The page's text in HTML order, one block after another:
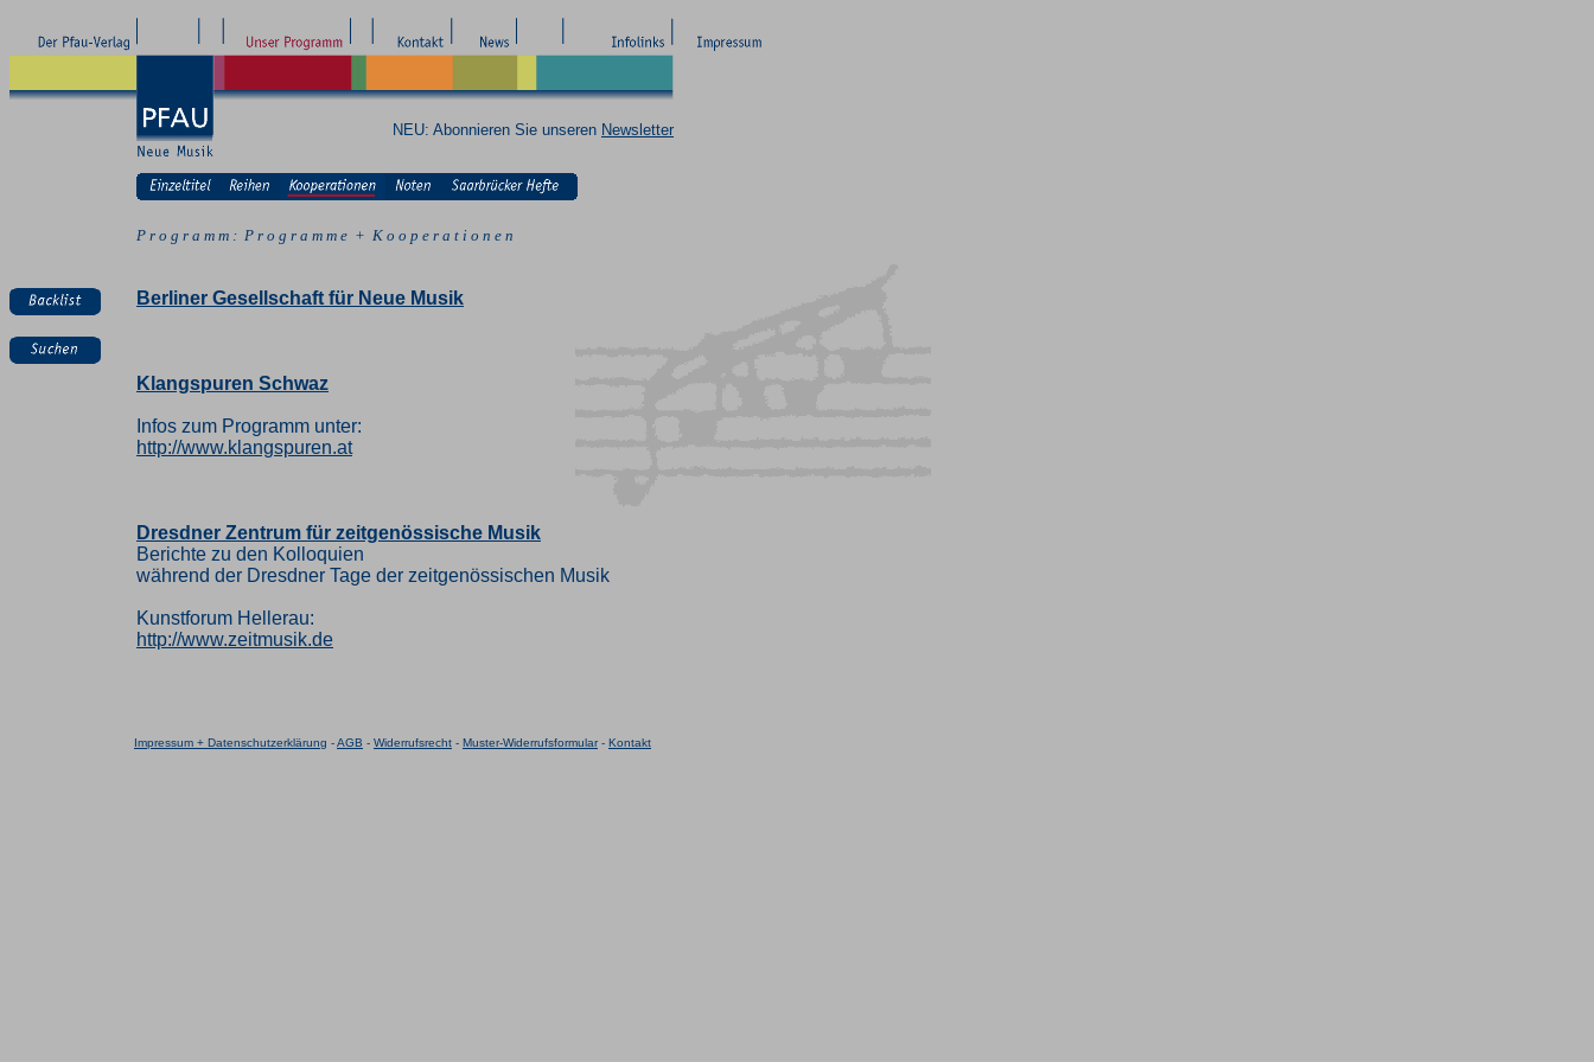
NEU: Abonnieren Sie unseren Newsletter
P r o g r a m m : P r o g r a m m e + K o o p e r a t i o n e n
Berliner Gesellschaft für Neue Musik
Klangspuren Schwaz
Infos zum Programm unter:
http://www.klangspuren.at
Dresdner Zentrum für zeitgenössische Musik
Berichte zu den Kolloquien
während der Dresdner Tage der zeitgenössischen Musik
Kunstforum Hellerau:
http://www.zeitmusik.de
Impressum + Datenschutzerklärung -AGB - Widerrufsrecht - Muster-Widerrufsformular- Kontakt